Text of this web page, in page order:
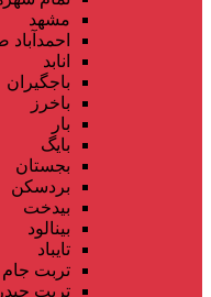
مشهد
انابد
باجگیران
باخرز
بار
بایگ
بجستان
بردسکن
بیدخت
بینالود
تایباد
تربت جام
تربت